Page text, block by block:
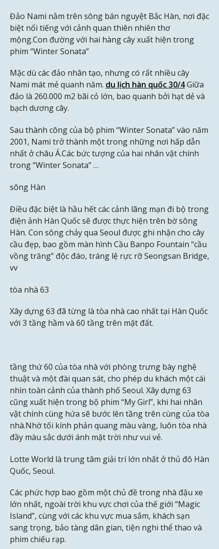
Đảo Nami nằm trên sông bán nguyệt Bắc Hàn, nơi đặc
biệt nổi tiếng với cảnh quan thiên nhiên thơ
mộng.Con đường với hai hàng cây xuất hiện trong
phim “Winter Sonata”
Mặc dù các đảo nhân tạo, nhưng có rất nhiều cây
Nami mát mẻ quanh năm. du lịch hàn quốc 30/4Giữa
đảo là 260.000 m2 bãi cỏ lớn, bao quanh bởi hạt dẻ và
bạch dương cây.
Sau thành công của bộ phim “Winter Sonata” vào năm
2001, Nami trở thành một trong những nơi hấp dẫn
nhất ở châu Á.Các bức tượng của hai nhân vật chính
trong “Winter Sonata” …
sông Hàn
Điều đặc biệt là hầu hết các cảnh lãng mạn đi bộ trong
điện ảnh Hàn Quốc sẽ được thực hiện trên bờ sông
Hàn. Con sông chảy qua Seoul được ghi nhận cho cây
cầu đẹp, bao gồm màn hình Cầu Banpo Fountain “cầu
vồng trăng” độc đáo, tráng lệ rực rỡ Seongsan Bridge,
vv
tòa nhà 63
Xây dựng 63 đã từng là tòa nhà cao nhất tại Hàn Quốc
với 3 tầng hầm và 60 tầng trên mặt đất.
tầng thứ 60 của tòa nhà với phòng trưng bày nghệ
thuật và một đài quan sát, cho phép du khách một cái
nhìn toàn cảnh của thành phố Seoul. Xây dựng 63
cũng xuất hiện trong bộ phim “My Girl”, khi hai nhân
vật chính cùng hứa sẽ bước lên tầng trên cùng của tòa
nhà.Nhờ tối kính phản quang màu vàng, luôn tòa nhà
đầy màu sắc dưới ánh mặt trời như vui vẻ.
Lotte World là trung tâm giải trí lớn nhất ở thủ đô Hàn
Quốc, Seoul.
Các phức hợp bao gồm một chủ đề trong nhà đậu xe
lớn nhất, ngoài trời khu vực chơi của thế giới “Magic
Island”, cùng với các khu vực mua sắm, khách sạn
sang trọng, bảo tàng dân gian, tiện nghi thể thao và
phim chiếu rạp.